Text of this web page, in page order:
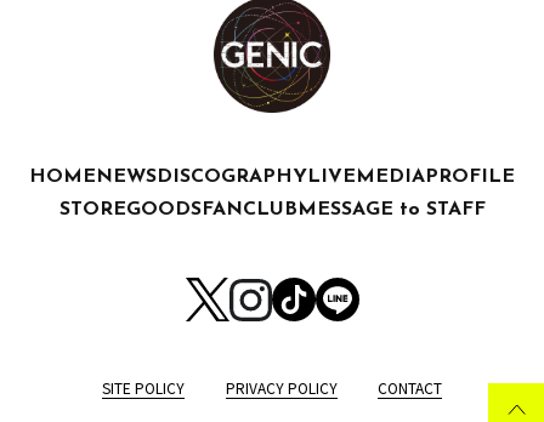
HOME NEWS DISCOGRAPHY LIVE MEDIA PROFILE
STOREGOODSFANCLUB MESSAGE to STAFF
SITE POLICY PRIVACY POLICY CONTACT